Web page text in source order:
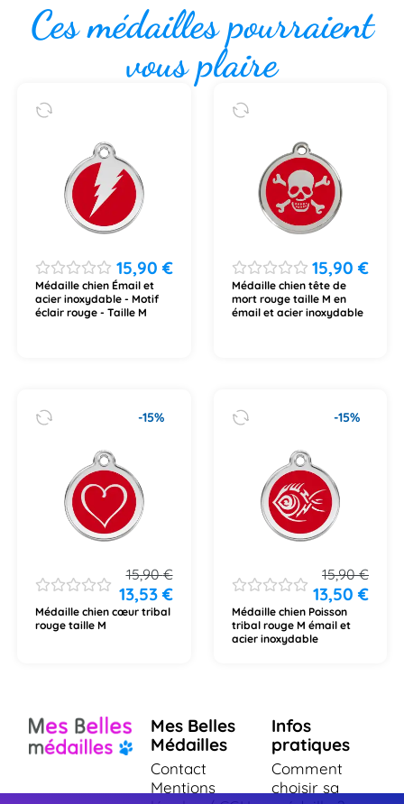
Ces médailles pourraient
vous plaire
15,90 €
Médaille chien Émail et
acier inoxydable - Motif
éclair rouge - Taille M
15,90€
Médaille chien tête de
mort rouge taille M en
émail et acier inoxydable
-15%
15,90€
13,53 €
Médaille chien cœur tribal
rouge taille M
-15%
15,90€
13,50€
Médaille chien Poisson
tribal rouge M émail et
acier inoxydable
Mes Belles
Médailles
Contact
Mentions
Infos
pratiques
Comment
choisir sa